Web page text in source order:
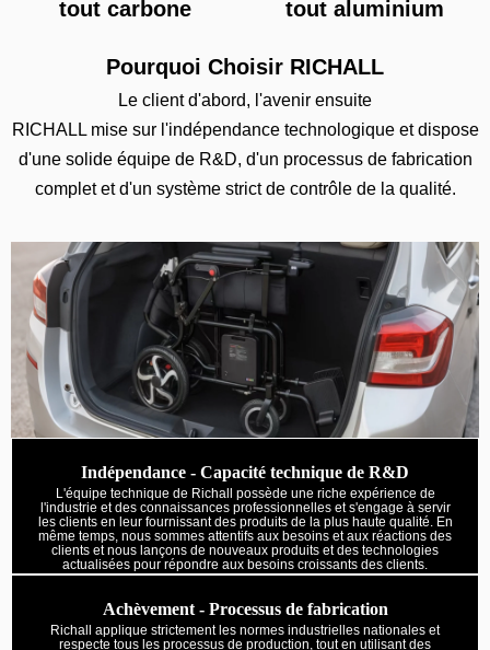
tout carbone
tout aluminium
Pourquoi Choisir RICHALL
Le client d'abord, l'avenir ensuite
RICHALL mise sur l'indépendance technologique et dispose
d'une solide équipe de R&D, d'un processus de fabrication
complet et d'un système strict de contrôle de la qualité.
Indépendance - Capacité technique de R&D
L'équipe technique de Richall possède une riche expérience de
l'industrie et des connaissances professionnelles et s'engage à servir
les clients en leur fournissant des produits de la plus haute qualité. En
même temps, nous sommes attentifs aux besoins et aux réactions des
clients et nous lançons de nouveaux produits et des technologies
actualisées pour répondre aux besoins croissants des clients.
Achèvement - Processus de fabrication
Richall applique strictement les normes industrielles nationales et
respecte tous les processus de production, tout en utilisant des